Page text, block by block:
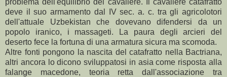
deve il suo armamento dal IV sec. a. c. tra gli agricolotori
dell'attuale Uzbekistan che dovevano difendersi da un
popolo iranico, i massageti. La paura degli arcieri del
deserto fece la fortuna di una armatura sicura ma scomoda.
Altre fonti pongono la nascita del catafratto nella Bactriana,
altri ancora lo dicono sviluppatosi in asia come risposta alla
falange macedone, teoria retta dall'associazione tra